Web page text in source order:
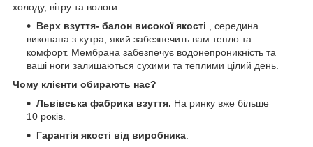
холоду, вітру та вологи.
Верх взуття- балон високої якості , середина
виконана з хутра, який забезпечить вам тепло та
комфорт. Мембрана забезпечує водонепроникність та
ваші ноги залишаються сухими та теплими цілий день.
Чому клієнти обирають нас?
Львівська фабрика взуття. На ринку вже більше
10 років.
Гарантія якості від виробника